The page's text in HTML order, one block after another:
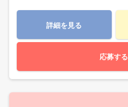
詳細を見る
応募する